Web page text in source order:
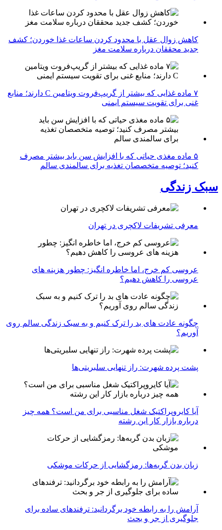
کاهش زوال عقل با محدود کردن ساعات غذا خوردن؛ کشف
جدید محققان درباره سلامت مغز
۷ ماده غذایی که بیشتر از گریپ‌فروت ویتامین C دارند؛ منابع
غنی برای تقویت سیستم ایمنی
۵ ماده مغذی حیاتی که با افزایش سن باید بیشتر مصرف
کنید؛ توصیه متخصصان تغذیه برای سالمندی سالم
سبک زندگی
معرفی تشریفات لاکچری در تهران
عروسی کم خرج، اما خاطره انگیز: چطور هزینه های
عروسی را کاهش دهیم؟
چگونه عادت‌ های بد را ترک کنیم و به سبک زندگی سالم روی
آوریم؟
پشت پرده شهرت: راز تنهایی سلبریتی‌ها
آیا کایروپراکتیک شغل مناسبی برای من است؟ همه چیز
درباره بازار کار این رشته
زبان بدن گربه‌ها: رمزگشایی از حرکات موشکی
آرامش را به رابطه خود برگردانید: ترفندهای ساده برای
جلوگیری از جر و بحث